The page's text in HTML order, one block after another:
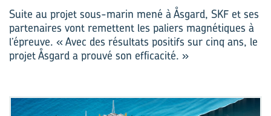
Suite au projet sous-marin mené à Åsgard, SKF et ses
partenaires vont remettent les paliers magnétiques à
l’épreuve. « Avec des résultats positifs sur cinq ans, le
projet Åsgard a prouvé son efficacité. »